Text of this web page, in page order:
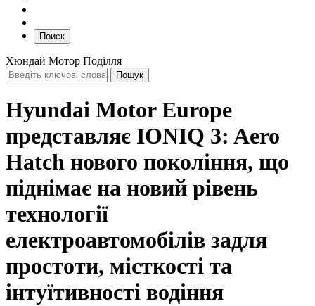
Поиск
Хюндай Мотор Поділля
Hyundai Motor Europe
представляє IONIQ 3: Aero
Hatch нового покоління, що
піднімає на новий рівень
технології
електроавтомобілів задля
простоти, місткості та
інтуїтивності водіння